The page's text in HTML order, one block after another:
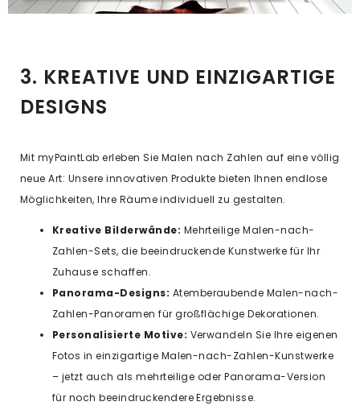
3. KREATIVE UND EINZIGARTIGE
DESIGNS
Mit myPaintLab erleben Sie Malen nach Zahlen auf eine völlig
neue Art: Unsere innovativen Produkte bieten Ihnen endlose
Möglichkeiten, Ihre Räume individuell zu gestalten.
Kreative Bilderwände: Mehrteilige Malen-nach-
Zahlen-Sets, die beeindruckende Kunstwerke für Ihr
Zuhause schaffen.
Panorama-Designs: Atemberaubende Malen-nach-
Zahlen-Panoramen für großflächige Dekorationen.
Personalisierte Motive: Verwandeln Sie Ihre eigenen
Fotos in einzigartige Malen-nach-Zahlen-Kunstwerke
– jetzt auch als mehrteilige oder Panorama-Version
für noch beeindruckendere Ergebnisse.